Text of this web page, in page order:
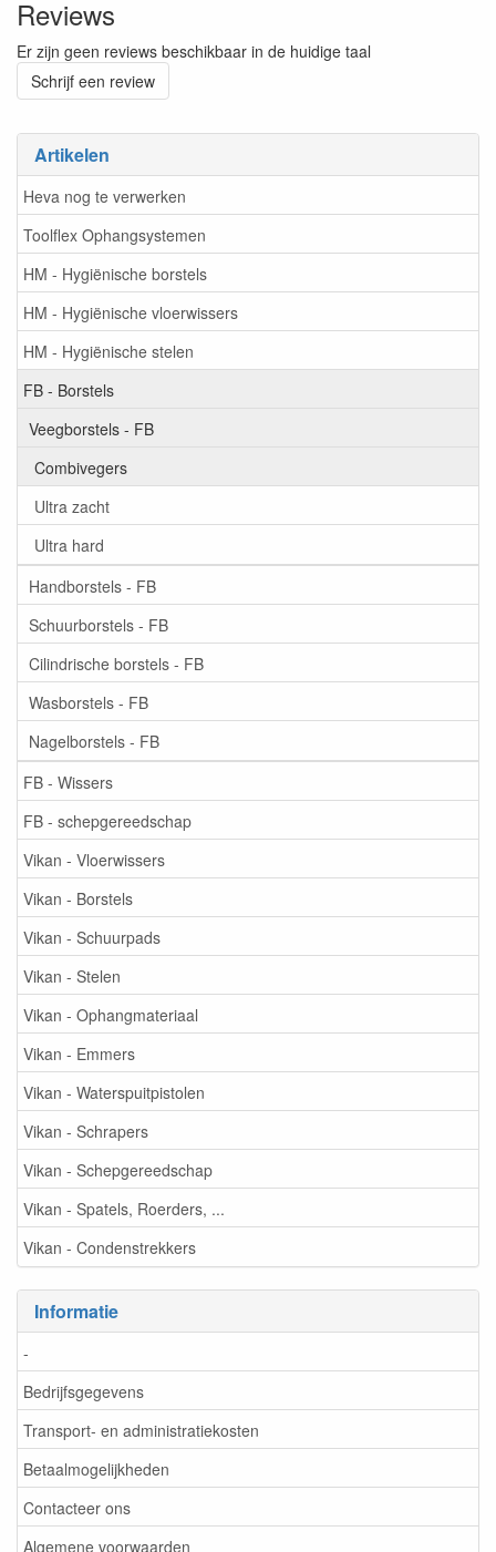
Artikelen
Heva nog te verwerken
Toolflex Ophangsystemen
HM - Hygiënische borstels
HM - Hygiënische vloerwissers
HM - Hygiënische stelen
FB - Borstels
Veegborstels - FB
Combivegers
Ultra zacht
Ultra hard
Handborstels - FB
Schuurborstels - FB
Cilindrische borstels - FB
Wasborstels - FB
Nagelborstels - FB
FB - Wissers
FB - schepgereedschap
Vikan - Vloerwissers
Vikan - Borstels
Vikan - Schuurpads
Vikan - Stelen
Vikan - Ophangmateriaal
Vikan - Emmers
Vikan - Waterspuitpistolen
Vikan - Schrapers
Vikan - Schepgereedschap
Vikan - Spatels, Roerders, ...
Vikan - Condenstrekkers
Informatie
-
Bedrijfsgegevens
Transport- en administratiekosten
Betaalmogelijkheden
Contacteer ons
Algemene voorwaarden
Reviews
Er zijn geen reviews beschikbaar in de huidige taal
Schrijf een review